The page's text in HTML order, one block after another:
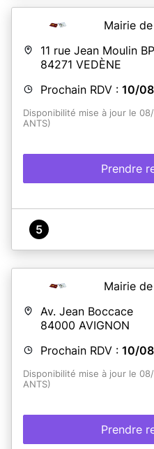
Mairie
11 rue Jean Moulin
84271 VEDÈNE
Prochain RDV : 10/
Disponibilité mise à jour le
ANTS)
Prendre
5
Mairie
Av. Jean Boccace
84000 AVIGNON
Prochain RDV : 10/
Disponibilité mise à jour le
ANTS)
Prendre